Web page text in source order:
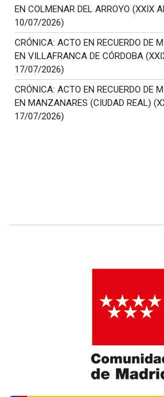
EN COLMENAR DEL ARROYO (XXIX
10/07/2026)
CRÓNICA: ACTO EN RECUERDO DE
EN VILLAFRANCA DE CÓRDOBA
17/07/2026)
CRÓNICA: ACTO EN RECUERDO DE
EN MANZANARES (CIUDAD REAL)
17/07/2026)